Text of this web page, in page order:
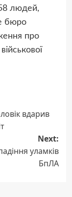
людей,
бюро
про
вдарив
Next:
уламків
БпЛА